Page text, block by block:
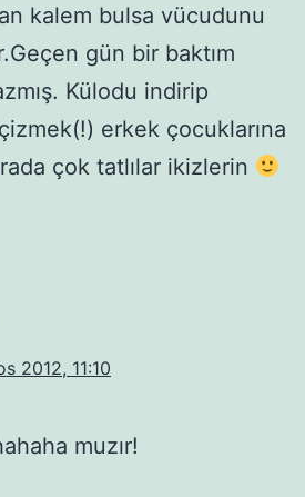
kalem bulsa vücudunu
gün bir baktım
Külodu indirip
erkek çocuklarına
çok tatlılar ikizlerin
2012, 11:10
muzır!